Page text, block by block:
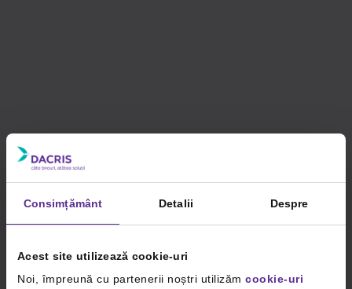
Consimțământ Detalii Despre
Acest site utilizează cookie-uri
Noi, împreună cu partenerii noștri utilizăm cookie-uri